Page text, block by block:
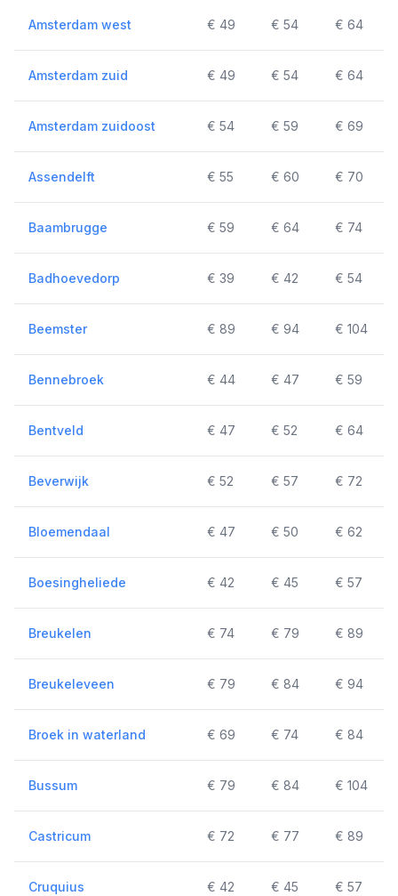
Amsterdam west € 49 € 54 € 64
Amsterdam zuid € 49 € 54 € 64
Amsterdam zuidoost € 54 € 59 € 69
Assendelft € 55 € 60 € 70
Baambrugge € 59 € 64 € 74
Badhoevedorp € 39 € 42 € 54
Beemster € 89 € 94 € 104
Bennebroek € 44 € 47 € 59
Bentveld € 47 € 52 € 64
Beverwijk € 52 € 57 € 72
Bloemendaal € 47 € 50 € 62
Boesingheliede € 42 € 45 € 57
Breukelen € 74 € 79 € 89
Breukeleveen € 79 € 84 € 94
Broek in waterland € 69 € 74 € 84
Bussum € 79 € 84 € 104
Castricum € 72 € 77 € 89
Cruquius € 42 € 45 € 57